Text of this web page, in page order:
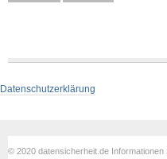
Datenschutzerklärung
© 2020 datensicherheit.de